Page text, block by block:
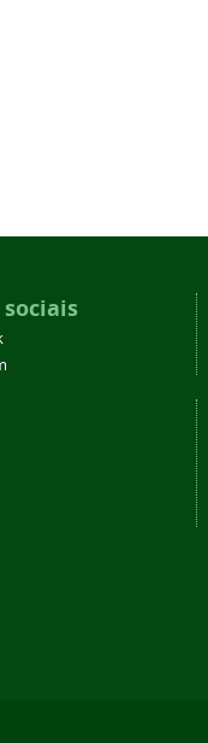
sociais